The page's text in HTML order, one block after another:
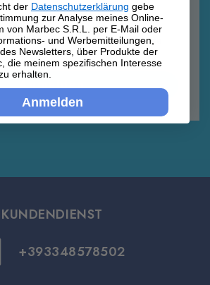
Marbec S.R.L. per E-Mail oder
und Werbemitteilungen,
Newsletters, über Produkte der
meinem spezifischen Interesse
erhalten.
KUNDENDIENST
+393348578502
der Datenschutzerklärung gebe
zur Analyse meines Online-
von Marbec S.R.L. per E-Mail oder
und Werbemitteilungen,
Newsletters, über Produkte der
die meinem spezifischen Interesse
erhalten.
Anmelden